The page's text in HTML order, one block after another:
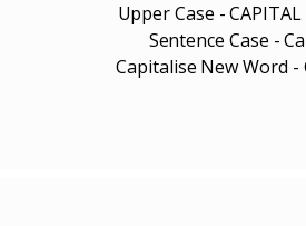
Upper Case -
Sentence Case -
Capitalise New Word